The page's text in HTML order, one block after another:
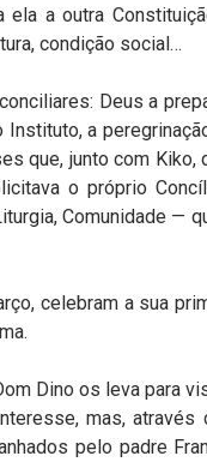
ela a outra
condição social…
Deus a
a
que, junto com Kiko,
o próprio
Comunidade —
celebram a sua
Dino os leva para
mas, através
pelo padre